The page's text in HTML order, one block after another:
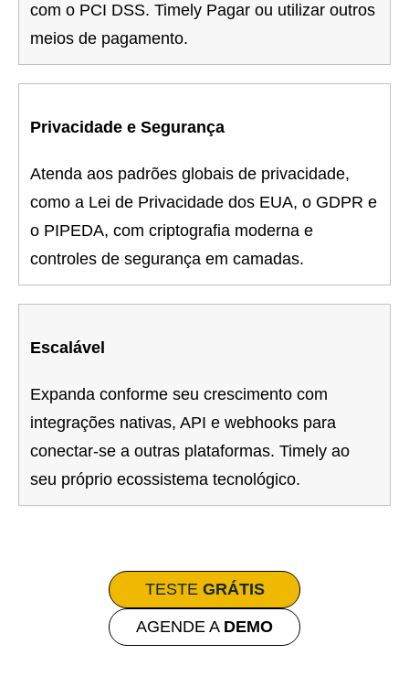
com o PCI DSS. Timely Pagar ou utilizar outros
meios de pagamento.
Privacidade e Segurança
Atenda aos padrões globais de privacidade,
como a Lei de Privacidade dos EUA, o GDPR e
o PIPEDA, com criptografia moderna e
controles de segurança em camadas.
Escalável
Expanda conforme seu crescimento com
integrações nativas, API e webhooks para
conectar-se a outras plataformas. Timely ao
seu próprio ecossistema tecnológico.
TESTE GRÁTIS
AGENDE A DEMO